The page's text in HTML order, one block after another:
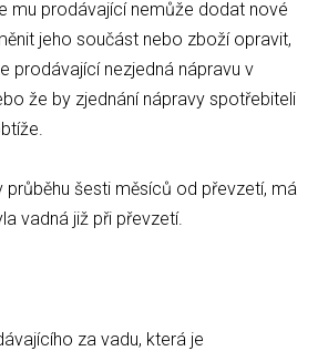
mu prodávající nemůže dodat nové
jeho součást nebo zboží opravit,
prodávající nezjedná nápravu v
že by zjednání nápravy spotřebiteli
průběhu šesti měsíců od převzetí, má
vadná již při převzetí.
za vadu, která je